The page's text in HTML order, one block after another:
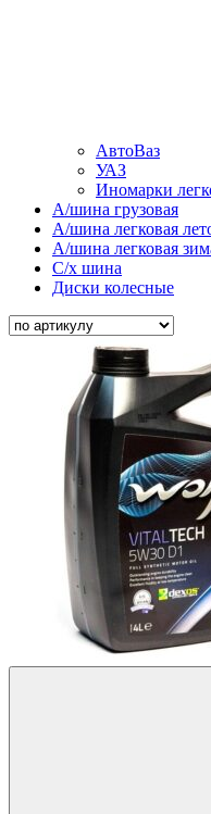
АвтоВаз
УАЗ
Иномарки
А/шина грузовая
А/шина легковая
А/шина легковая
С/х шина
Диски колесные